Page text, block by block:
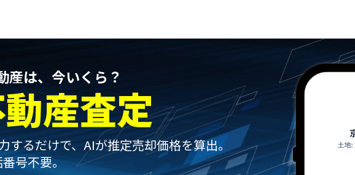
産は、今いくら？
産査定
するだけで、 AIが推定売却価格を算出。
号不要。